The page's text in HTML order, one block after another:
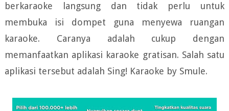
berkaraoke langsung dan tidak perlu untuk
membuka isi dompet guna menyewa ruangan
karaoke. Caranya adalah cukup dengan
memanfaatkan aplikasi karaoke gratisan. Salah satu
aplikasi tersebut adalah Sing! Karaoke by Smule.